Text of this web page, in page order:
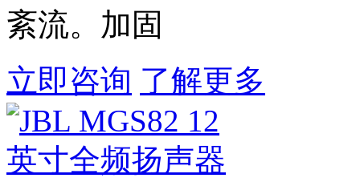
紊流。加固
立即咨询 了解更多